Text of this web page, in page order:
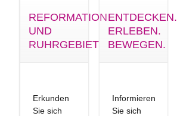
REFORMATION
UND
RUHRGEBIET
Erkunden
Sie sich
ENTDECKEN.
ERLEBEN.
BEWEGEN.
Informieren
Sie sich